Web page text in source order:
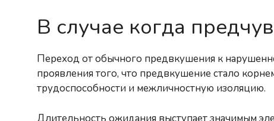
В случае когда
Переход от обычного предвкушения к
проявления того, что предвкушение стало
трудоспособности и межличностную изоляцию.
Длительность ожидания выступает значимым